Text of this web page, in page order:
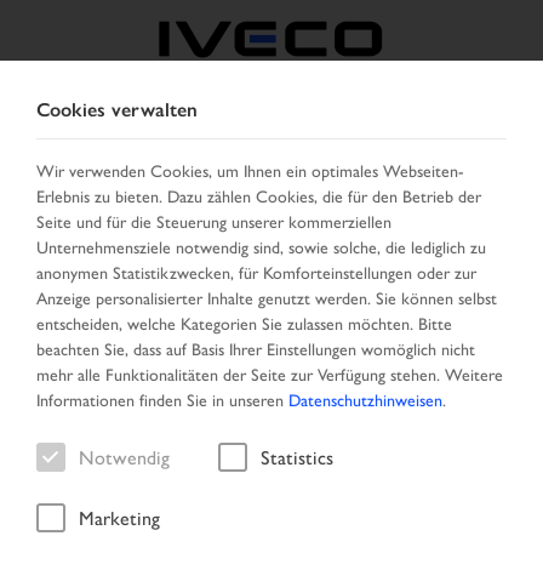
BELGIEN
LAND AUSWÄHLEN SPRACHE ÄNDERN
Toggle
navigation
MENU
Fahrzeug
Startseite Suche
Cookies verwalten
Wir verwenden Cookies, um Ihnen ein optimales Webseiten-
Erlebnis zu bieten. Dazu zählen Cookies, die für den Betrieb der
Seite und für die Steuerung unserer kommerziellen
Unternehmensziele notwendig sind, sowie solche, die lediglich zu
anonymen Statistikzwecken, für Komforteinstellungen oder zur
Anzeige personalisierter Inhalte genutzt werden. Sie können selbst
entscheiden, welche Kategorien Sie zulassen möchten. Bitte
beachten Sie, dass auf Basis Ihrer Einstellungen womöglich nicht
mehr alle Funktionalitäten der Seite zur Verfügung stehen. Weitere
Informationen finden Sie in unseren Datenschutzhinweisen.
Notwendig Statistics
Marketing